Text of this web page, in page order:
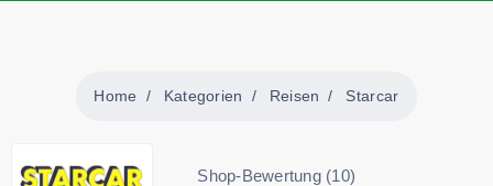
Home Kategorien Reisen Starcar
Shop-Bewertung (10)